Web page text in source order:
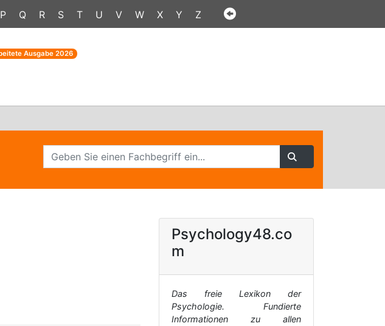
P Q R S T U V W X Y Z
Ausgabe 2026
Psychology48.co
m
Das freie Lexikon der
Psychologie. Fundierte
Informationen zu allen